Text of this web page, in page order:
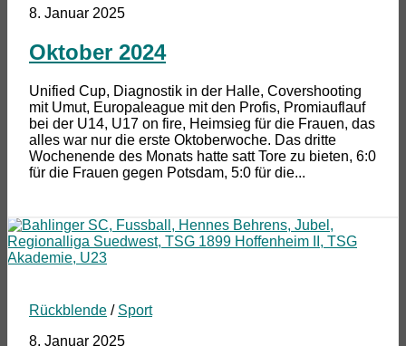
8. Januar 2025
Oktober 2024
Unified Cup, Diagnostik in der Halle, Covershooting
mit Umut, Europaleague mit den Profis, Promiauflauf
bei der U14, U17 on fire, Heimsieg für die Frauen, das
alles war nur die erste Oktoberwoche. Das dritte
Wochenende des Monats hatte satt Tore zu bieten, 6:0
für die Frauen gegen Potsdam, 5:0 für die...
Rückblende / Sport
8. Januar 2025